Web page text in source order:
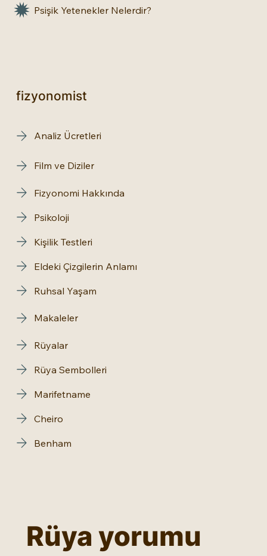
Psişik Yetenekler Nelerdir?
fizyonomist
Analiz Ücretleri
Film ve Diziler
Makaleler
Fizyonomi Hakkında
Psikoloji
Kişilik Testleri
Eldeki Çizgilerin Anlamı
Ruhsal Yaşam
Rüyalar
Rüya Sembolleri
Marifetname
Cheiro
Benham
Rüya yorumu